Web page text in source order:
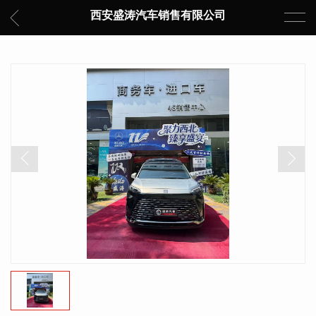
西安盛涛汽车销售有限公司